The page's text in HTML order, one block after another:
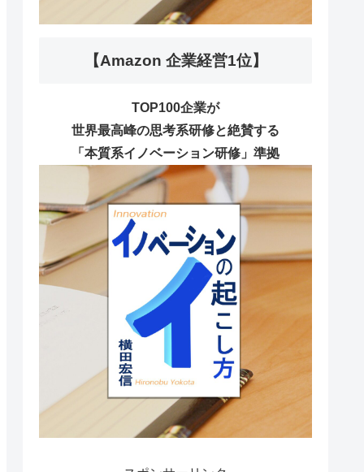
【Amazon 企業経営1位】
TOP100企業が
世界最高峰の思考系研修と絶賛する
「本質系イノベーション研修」準拠